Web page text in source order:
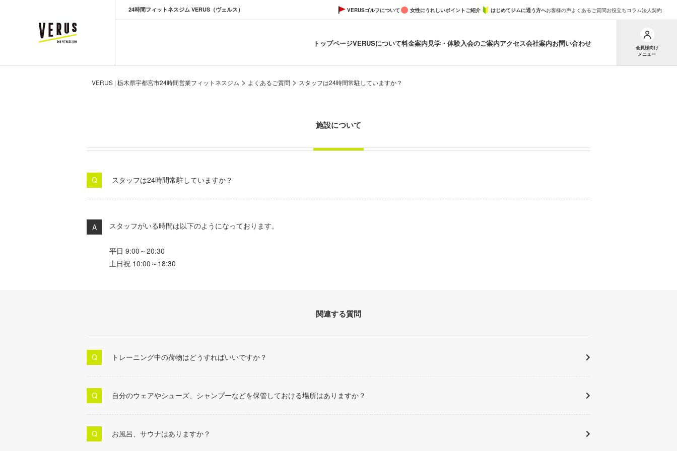
VERUS ヴェルス
24時間フィットネスジム VERUS（ヴェルス） VERUSゴルフについて 女性にうれしいポイントご紹介 はじめてジムに通う方へお客様の声よくあるご質問お役立ちコラム法人契約
トップページVERUSについて料金案内見学・体験入会のご案内アクセス会社案内お問い合わせ
会員様向け
メニュー
VERUS | 栃木県宇都宮市24時間営業フィットネスジム > よくあるご質問 > スタッフは24時間常駐していますか？
施設について
スタッフは24時間常駐していますか？
スタッフがいる時間は以下のようになっております。
平日 9:00～20:30
土日祝 10:00～18:30
関連する質問
トレーニング中の荷物はどうすればいいですか？
自分のウェアやシューズ、シャンプーなどを保管しておける場所はありますか？
お風呂、サウナはありますか？